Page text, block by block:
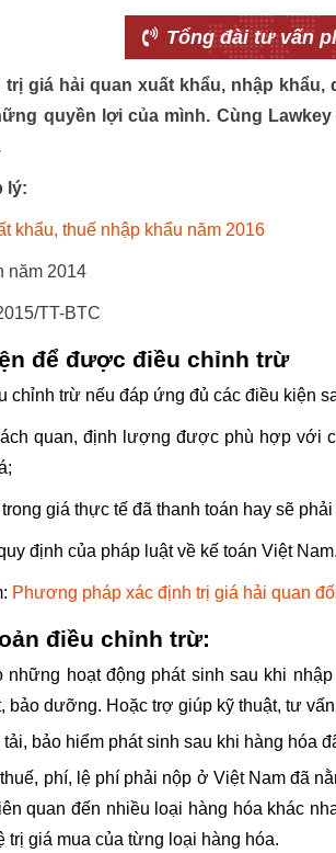
Tổng đài tư vấn
trị giá hải quan xuất khẩu, nhập
quyền lợi của mình. Cùng
lý:
khẩu, thuế nhập khẩu năm 2016
năm 2014
TT-BTC
để được điều chỉnh trừ
chỉnh trừ nếu đáp ứng đủ các điều kiện
quan, định lượng được phù hợp với
giá thực tế đã thanh toán hay sẽ phải
định của pháp luật về kế toán Việt Nam.
Phương pháp xác định trị giá hải quan
điều chỉnh trừ:
những hoạt động phát sinh sau khi
bảo dưỡng. Hoặc trợ giúp kỹ thuật, tư
bảo hiểm phát sinh sau khi hàng hóa
phí, lệ phí phải nộp ở Việt Nam đã
quan đến nhiều loại hàng hóa khác
trị giá mua của từng loại hàng hóa.